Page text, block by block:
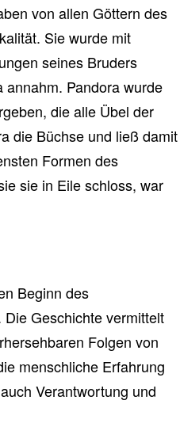
von allen Göttern des
Sie wurde mit
seines Bruders
Pandora wurde
die alle Übel der
die Büchse und ließ damit
Formen des
sie in Eile schloss, war
Beginn des
Geschichte vermittelt
Folgen von
menschliche Erfahrung
Verantwortung und